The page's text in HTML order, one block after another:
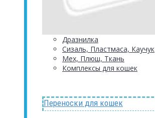
Дразнилка
Сизаль, Пластмаса, Каучук
Мех, Плюш, Ткань
Комплексы для кошек
Переноски для кошек